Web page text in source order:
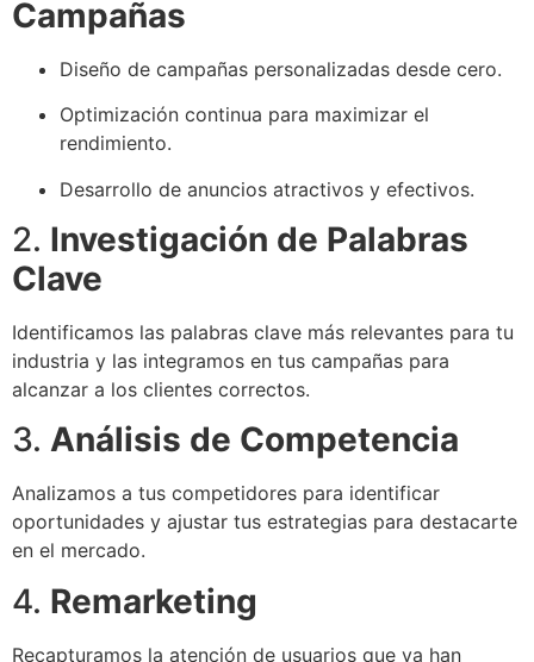
Campañas
Diseño de campañas personalizadas desde cero.
Optimización continua para maximizar el
rendimiento.
Desarrollo de anuncios atractivos y efectivos.
2. Investigación de Palabras
Clave
Identificamos las palabras clave más relevantes para tu
industria y las integramos en tus campañas para
alcanzar a los clientes correctos.
3. Análisis de Competencia
Analizamos a tus competidores para identificar
oportunidades y ajustar tus estrategias para destacarte
en el mercado.
4. Remarketing
Recapturamos la atención de usuarios que ya han